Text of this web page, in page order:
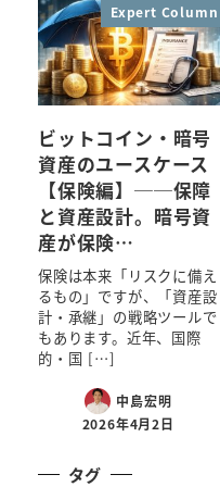
Expert Column
ビットコイン・暗号
資産のユースケース
【保険編】──保障
と資産設計。暗号資
産が保険…
保険は本来「リスクに備え
るもの」ですが、「資産設
計・承継」の戦略ツールで
もあります。近年、国際
的・国 […]
中島宏明
2026年4月2日
タグ